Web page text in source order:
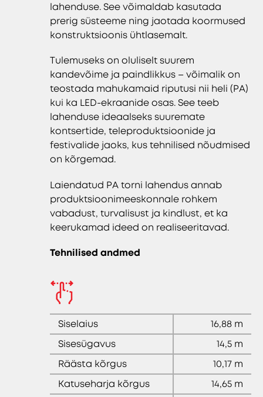
lahenduse. See võimaldab kasutada
prerig süsteeme ning jaotada koormused
konstruktsioonis ühtlasemalt.
Tulemuseks on oluliselt suurem
kandevõime ja paindlikkus – võimalik on
teostada mahukamaid riputusi nii heli (PA)
kui ka LED-ekraanide osas. See teeb
lahenduse ideaalseks suuremate
kontsertide, teleproduktsioonide ja
festivalide jaoks, kus tehnilised nõudmised
on kõrgemad.
Laiendatud PA torni lahendus annab
produktsioonimeeskonnale rohkem
vabadust, turvalisust ja kindlust, et ka
keerukamad ideed on realiseeritavad.
Tehnilised andmed
Siselaius
16,88 m
Sisesügavus
14,5 m
Räästa kõrgus
10,17 m
Katuseharja kõrgus
14,65 m